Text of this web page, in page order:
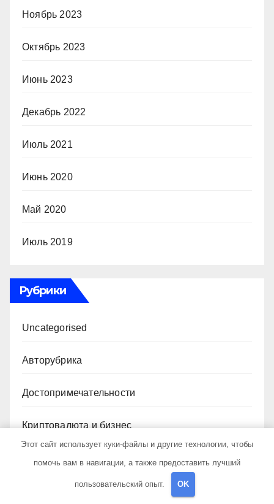
Ноябрь 2023
Октябрь 2023
Июнь 2023
Декабрь 2022
Июль 2021
Июнь 2020
Май 2020
Июль 2019
Рубрики
Uncategorised
Авторубрика
Достопримечательности
Криптовалюта и бизнес
Новости плюс
Этот сайт использует куки-файлы и другие технологии, чтобы
помочь вам в навигации, а также предоставить лучший
пользовательский опыт. OK